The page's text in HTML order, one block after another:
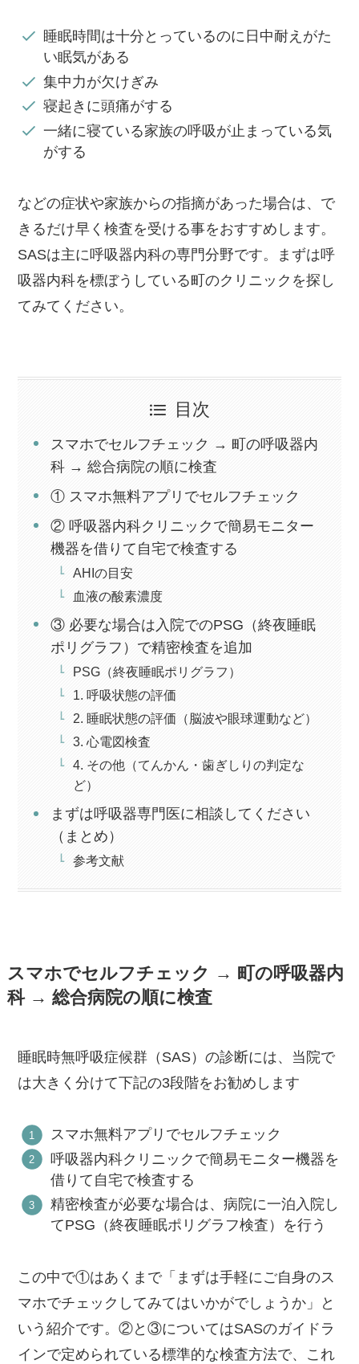
睡眠時間は十分とっているのに日中耐えがた
い眠気がある
集中力が欠けぎみ
寝起きに頭痛がする
一緒に寝ている家族の呼吸が止まっている気
がする
などの症状や家族からの指摘があった場合は、で
きるだけ早く検査を受ける事をおすすめします。
SASは主に呼吸器内科の専門分野です。まずは呼
吸器内科を標ぼうしている町のクリニックを探し
てみてください。
目次
スマホでセルフチェック → 町の呼吸器内
科 → 総合病院の順に検査
① スマホ無料アプリでセルフチェック
② 呼吸器内科クリニックで簡易モニター
機器を借りて自宅で検査する
AHIの目安
血液の酸素濃度
③ 必要な場合は入院でのPSG（終夜睡眠
ポリグラフ）で精密検査を追加
PSG（終夜睡眠ポリグラフ）
1. 呼吸状態の評価
2. 睡眠状態の評価（脳波や眼球運動など）
3. 心電図検査
4. その他（てんかん・歯ぎしりの判定な
ど）
まずは呼吸器専門医に相談してください
（まとめ）
参考文献
スマホでセルフチェック → 町の呼吸器内
科 → 総合病院の順に検査
睡眠時無呼吸症候群（SAS）の診断には、当院で
は大きく分けて下記の3段階をお勧めします
スマホ無料アプリでセルフチェック
呼吸器内科クリニックで簡易モニター機器を
借りて自宅で検査する
精密検査が必要な場合は、病院に一泊入院し
てPSG（終夜睡眠ポリグラフ検査）を行う
この中で①はあくまで「まずは手軽にご自身のス
マホでチェックしてみてはいかがでしょうか」と
いう紹介です。②と③についてはSASのガイドラ
インで定められている標準的な検査方法で、これ